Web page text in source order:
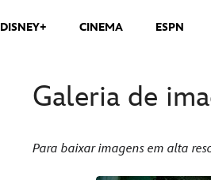
DISNEY+ CINEMA ESPN
Galeria de
Para baixar imagens em alta